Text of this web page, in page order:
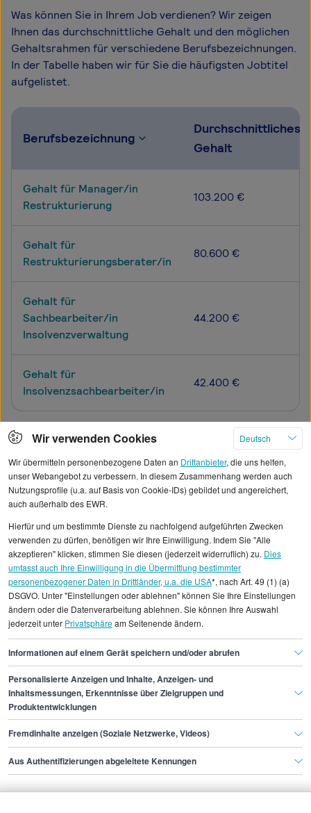
Was können Sie in Ihrem Job verdienen? Wir zeigen
Ihnen das durchschnittliche Gehalt und den möglichen
Gehaltsrahmen für verschiedene Berufsbezeichnungen.
In der Tabelle haben wir für Sie die häufigsten Jobtitel
aufgelistet.
Berufsbezeichnung
Durchschnittliches
Gehalt
Gehalt für Manager/in
Restrukturierung
103.200 €
Gehalt für
Restrukturierungsberater/in
80.600 €
Gehalt für
Sachbearbeiter/in
Insolvenzverwaltung
44.200 €
Gehalt für
Insolvenzsachbearbeiter/in
42.400 €
Mehr
statistischen Erhebungen durch StepStone. Es sind
Durchschnittswerte und die Angaben können nicht
einzelnen Stellenangeboten zugeordnet werden.
Gehaltsinformationen
Finanzen
Insolvenzberater/in
Insolvenzberater/in Hamburg
Finde den Job,
der zu dir passt.
Bewerbende
Wir verwenden Cookies
Deutsch
Wir übermitteln personenbezogene Daten an Drittanbieter, die uns helfen,
unser Webangebot zu verbessern. In diesem Zusammenhang werden auch
Nutzungsprofile (u.a. auf Basis von Cookie-IDs) gebildet und angereichert,
auch außerhalb des EWR.
Hierfür und um bestimmte Dienste zu nachfolgend aufgeführten Zwecken
verwenden zu dürfen, benötigen wir Ihre Einwilligung. Indem Sie "Alle
akzeptieren" klicken, stimmen Sie diesen (jederzeit widerruflich) zu. Dies
umfasst auch Ihre Einwilligung in die Übermittlung bestimmter
personenbezogener Daten in Drittländer, u.a. die USA*, nach Art. 49 (1) (a)
DSGVO. Unter "Einstellungen oder ablehnen" können Sie Ihre Einstellungen
ändern oder die Datenverarbeitung ablehnen. Sie können Ihre Auswahl
jederzeit unter Privatsphäream Seitenende ändern.
Informationen auf einem Gerät speichern und/oder abrufen
Personalisierte Anzeigen und Inhalte, Anzeigen- und
Inhaltsmessungen, Erkenntnisse über Zielgruppen und
Produktentwicklungen
Fremdinhalte anzeigen (Soziale Netzwerke, Videos)
Aus Authentifizierungen abgeleitete Kennungen